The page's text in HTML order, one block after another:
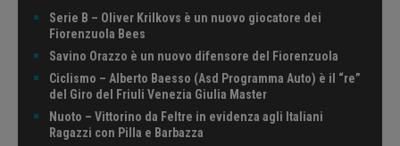
Serie B – Oliver Krilkovs è un nuovo giocatore dei
Fiorenzuola Bees
Savino Orazzo è un nuovo difensore del Fiorenzuola
Ciclismo – Alberto Baesso (Asd Programma Auto) è il “re”
del Giro del Friuli Venezia Giulia Master
Nuoto – Vittorino da Feltre in evidenza agli Italiani
Ragazzi con Pilla e Barbazza